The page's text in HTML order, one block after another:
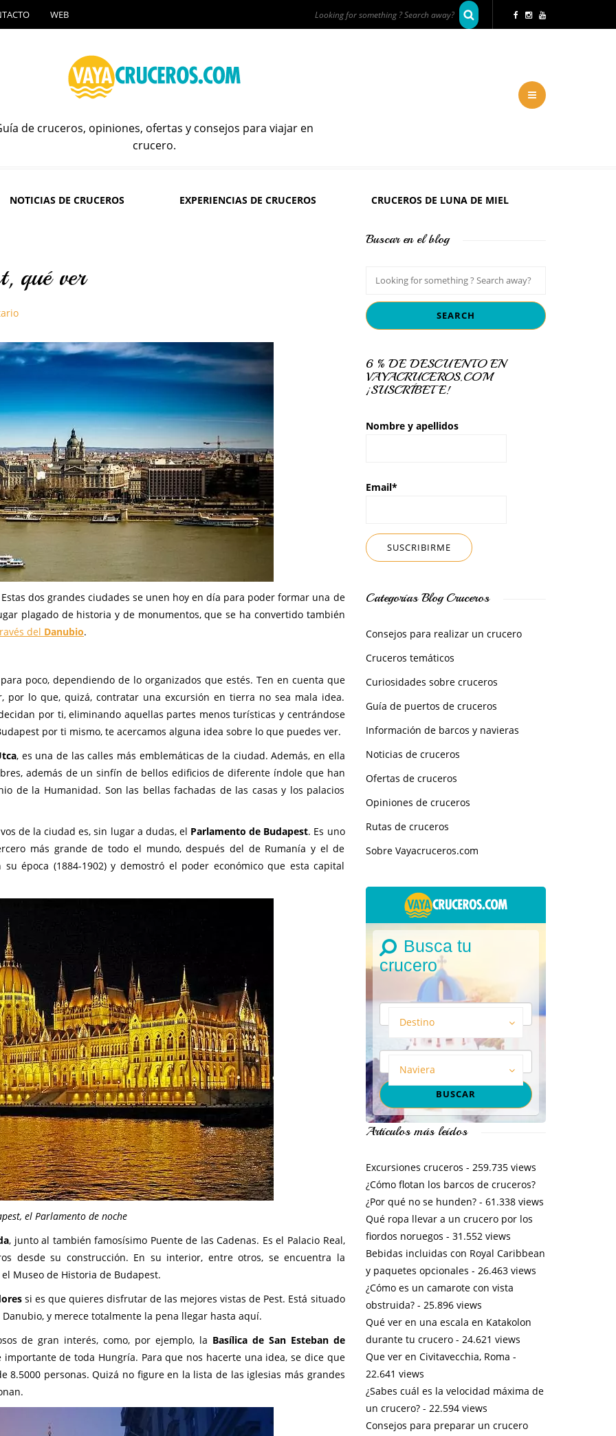
WEB
de cruceros, opiniones, ofertas y consejos para viajar en
crucero.
NOTICIAS DE CRUCEROS EXPERIENCIAS DE CRUCEROS CRUCEROS DE LUNA DE MIEL
qué ver
dos grandes ciudades se unen hoy en día para poder formar una de
plagado de historia y de monumentos, que se ha convertido también
del Danubio.
poco, dependiendo de lo organizados que estés. Ten en cuenta que
por lo que, quizá, contratar una excursión en tierra no sea mala idea.
por ti, eliminando aquellas partes menos turísticas y centrándose
por ti mismo, te acercamos alguna idea sobre lo que puedes ver.
, es una de las calles más emblemáticas de la ciudad. Además, en ella
además de un sinfín de bellos edificios de diferente índole que han
de la Humanidad. Son las bellas fachadas de las casas y los palacios
de la ciudad es, sin lugar a dudas, el Parlamento de Budapest. Es uno
más grande de todo el mundo, después del de Rumanía y el de
época (1884-1902) y demostró el poder económico que esta capital
el Parlamento de noche
, junto al también famosísimo Puente de las Cadenas. Es el Palacio Real,
desde su construcción. En su interior, entre otros, se encuentra la
Museo de Historia de Budapest.
si es que quieres disfrutar de las mejores vistas de Pest. Está situado
y merece totalmente la pena llegar hasta aquí.
de gran interés, como, por ejemplo, la Basílica de San Esteban de
de toda Hungría. Para que nos hacerte una idea, se dice que
personas. Quizá no figure en la lista de las iglesias más grandes
Buscar en el blog
6 % DE DESCUENTO EN
VAYACRUCEROS.COM
¡SUSCRÍBETE!
Nombre y apellidos
Email*
Categorías Blog Cruceros
Consejos para realizar un crucero
Cruceros temáticos
Curiosidades sobre cruceros
Guía de puertos de cruceros
Información de barcos y navieras
Noticias de cruceros
Ofertas de cruceros
Opiniones de cruceros
Rutas de cruceros
Sobre Vayacruceros.com
Busca tu
crucero
Destino
Naviera
Artículos más leídos
Excursiones cruceros - 259.735 views
¿Cómo flotan los barcos de cruceros?
¿Por qué no se hunden?- 61.338 views
Qué ropa llevar a un crucero por los
fiordos noruegos - 31.552 views
Bebidas incluidas con Royal Caribbean
y paquetes opcionales - 26.463 views
¿Cómo es un camarote con vista
obstruida?- 25.896 views
Qué ver en una escala en Katakolon
durante tu crucero- 24.621 views
Que ver en Civitavecchia, Roma -
22.641 views
¿Sabes cuál es la velocidad máxima de
un crucero?- 22.594 views
Consejos para preparar un crucero